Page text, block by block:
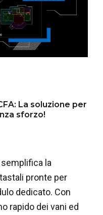
La soluzione per
sforzo!
la
pronte per
dedicato. Con
rapido dei vani ed